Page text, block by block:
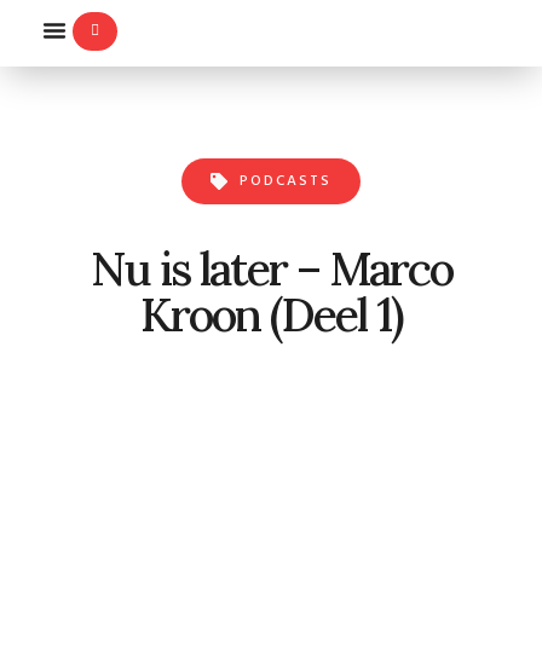
PODCASTS
Nu is later – Marco
Kroon (Deel 1)